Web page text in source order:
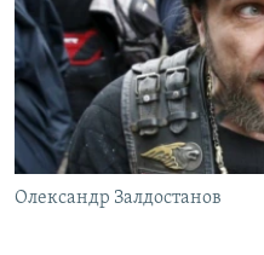
СПЕЦПРОЕКТИ
ДЕПОРТАЦІЯ
ВІДЕОУРОКИ «ELIFBE»
СВІДЧЕННЯ ОКУПАЦІЇ
УКРАЇНСЬКА ПРОБЛЕМА КРИМУ
ЯК ОБІЙТИ БЛОКУВАННЯ
Русский
Qırımtatar
Олександр Залдостанов